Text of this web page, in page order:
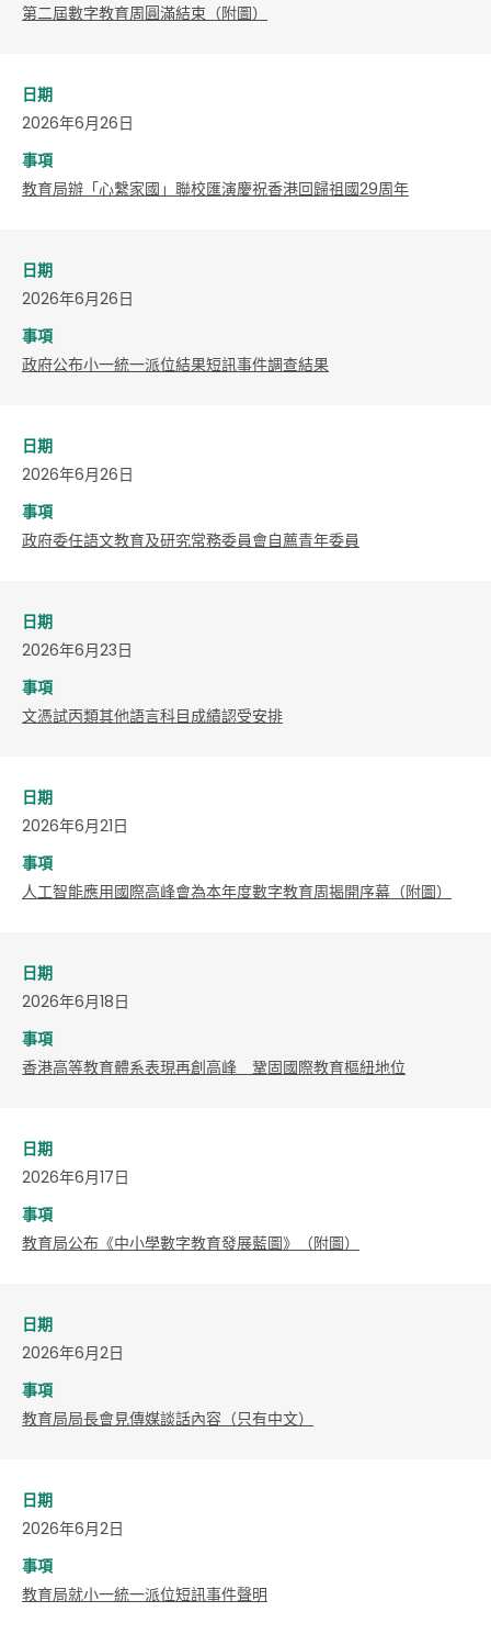
​第二屆數字教育周圓滿結束（附圖）
日期
2026年6月26日
事項
教育局辦「心繫家國」聯校匯演慶祝香港回歸祖國29周年
日期
2026年6月26日
事項
政府公布小一統一派位結果短訊事件調查結果
日期
2026年6月26日
事項
政府委任語文教育及研究常務委員會自薦青年委員
日期
2026年6月23日
事項
文憑試丙類其他語言科目成績認受安排
日期
2026年6月21日
事項
人工智能應用國際高峰會為本年度數字教育周揭開序幕（附圖）
日期
2026年6月18日
事項
​香港高等教育體系表現再創高峰 鞏固國際教育樞紐地位
日期
2026年6月17日
事項
教育局公布《中小學數字教育發展藍圖》（附圖）
日期
2026年6月2日
事項
教育局局長會見傳媒談話內容（只有中文）
日期
2026年6月2日
事項
教育局就小一統一派位短訊事件聲明